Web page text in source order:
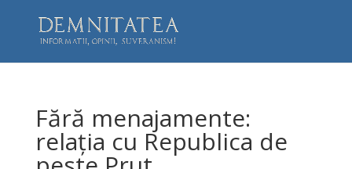
Fără menajamente:
relația cu Republica de